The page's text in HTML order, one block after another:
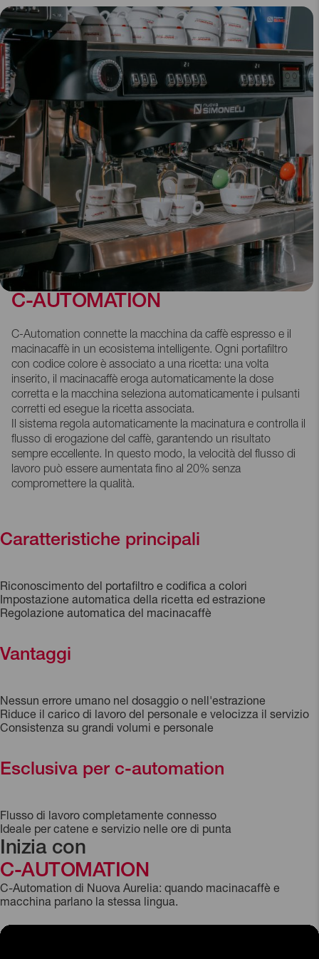
C-AUTOMATION
C-Automation connette la macchina da caffè espresso e il
macinacaffè in un ecosistema intelligente. Ogni portafiltro
con codice colore è associato a una ricetta: una volta
inserito, il macinacaffè eroga automaticamente la dose
corretta e la macchina seleziona automaticamente i pulsanti
corretti ed esegue la ricetta associata.
Il sistema regola automaticamente la macinatura e controlla il
flusso di erogazione del caffè, garantendo un risultato
sempre eccellente. In questo modo, la velocità del flusso di
lavoro può essere aumentata fino al 20% senza
compromettere la qualità.
Caratteristiche principali
Riconoscimento del portafiltro e codifica a colori
Impostazione automatica della ricetta ed estrazione
Regolazione automatica del macinacaffè
Vantaggi
Nessun errore umano nel dosaggio o nell'estrazione
Riduce il carico di lavoro del personale e velocizza il servizio
Consistenza su grandi volumi e personale
Esclusiva per c-automation
Flusso di lavoro completamente connesso
Ideale per catene e servizio nelle ore di punta
Inizia con
C-AUTOMATION
C-Automation di Nuova Aurelia: quando macinacaffè e
macchina parlano la stessa lingua.